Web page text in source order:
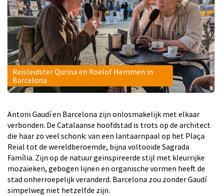
Reisleidster Qurina en Roelof Hemmen in
Barcelona
Antoni Gaudí en Barcelona zijn onlosmakelijk met elkaar
verbonden. De Catalaanse hoofdstad is trots op de architect
die haar zo veel schonk: van een lantaarnpaal op het Plaça
Reial tot de wereldberoemde, bijna voltooide Sagrada
Família. Zijn op de natuur geïnspireerde stijl met kleurrijke
mozaïeken, gebogen lijnen en organische vormen heeft de
stad onherroepelijk veranderd. Barcelona zou zonder Gaudí
simpelweg niet hetzelfde zijn.